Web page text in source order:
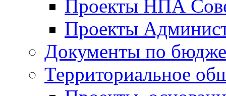
Проекты НПА
Проекты
Документы по
Территориальное